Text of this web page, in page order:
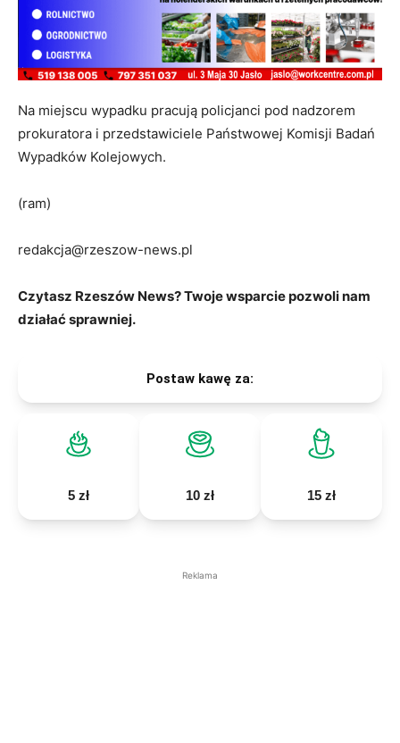
Na miejscu wypadku pracują policjanci pod nadzorem
prokuratora i przedstawiciele Państwowej Komisji Badań
Wypadków Kolejowych.
(ram)
redakcja@rzeszow-news.pl
Czytasz Rzeszów News? Twoje wsparcie pozwoli nam
działać sprawniej.
Postaw kawę za:
5 zł 10 zł 15 zł
Reklama